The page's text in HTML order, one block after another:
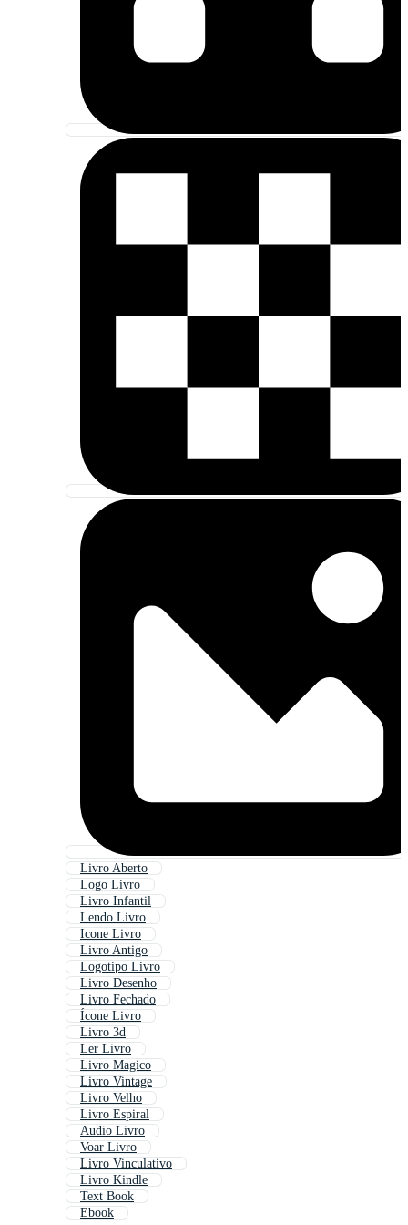
Livro Aberto
Logo Livro
Livro Infantil
Lendo Livro
Icone Livro
Livro Antigo
Logotipo Livro
Livro Desenho
Livro Fechado
Ícone Livro
Livro 3d
Ler Livro
Livro Magico
Livro Vintage
Livro Velho
Livro Espiral
Audio Livro
Voar Livro
Livro Vinculativo
Livro Kindle
Text Book
Ebook